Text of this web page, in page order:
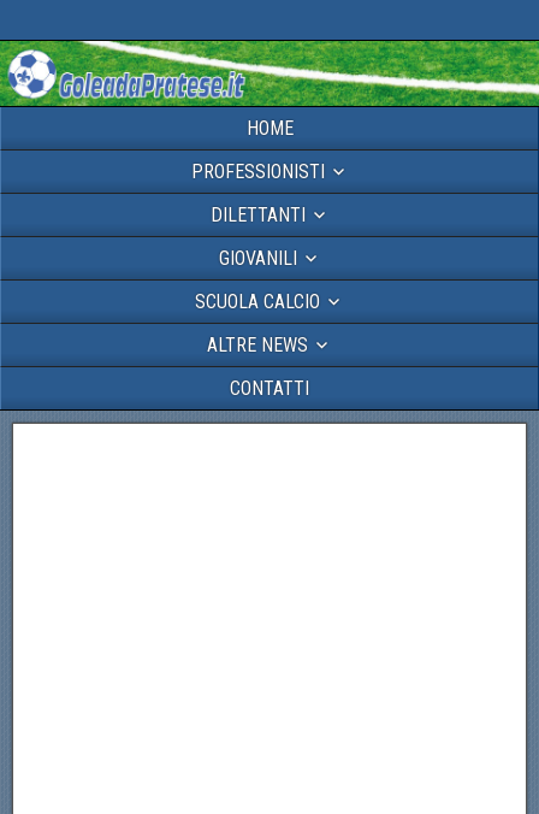
HOME
PROFESSIONISTI
DILETTANTI
GIOVANILI
SCUOLA CALCIO
ALTRE NEWS
CONTATTI